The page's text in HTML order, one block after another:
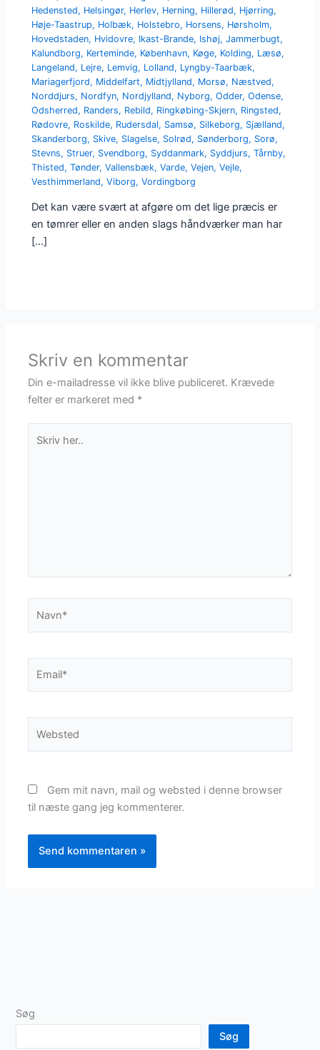
Hedensted, Helsingør, Herlev, Herning, Hillerød, Hjørring,
Høje-Taastrup, Holbæk, Holstebro, Horsens, Hørsholm,
Hovedstaden, Hvidovre, Ikast-Brande, Ishøj,Jammerbugt,
Kalundborg, Kerteminde, København, Køge, Kolding, Læsø,
Langeland, Lejre, Lemvig, Lolland, Lyngby-Taarbæk,
Mariagerfjord, Middelfart, Midtjylland, Morsø, Næstved,
Norddjurs, Nordfyn, Nordjylland, Nyborg,Odder,Odense,
Odsherred, Randers, Rebild, Ringkøbing-Skjern, Ringsted,
Rødovre, Roskilde, Rudersdal, Samsø, Silkeborg, Sjælland,
Skanderborg, Skive, Slagelse, Solrød, Sønderborg, Sorø,
Stevns, Struer, Svendborg, Syddanmark, Syddjurs,Tårnby,
Thisted,Tønder,Vallensbæk,Varde,Vejen,Vejle,
Vesthimmerland,Viborg,Vordingborg
Det kan være svært at afgøre om det lige præcis er
en tømrer eller en anden slags håndværker man har
[…]
Skriv en kommentar
Din e-mailadresse vil ikke blive publiceret. Krævede
felter er markeret med *
Gem mit navn, mail og websted i denne browser
til næste gang jeg kommenterer.
Søg
Søg